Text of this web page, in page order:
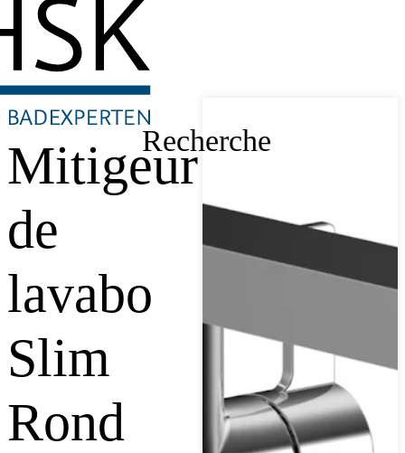
Recherche
Mitigeur
de
lavabo
Slim
Rond